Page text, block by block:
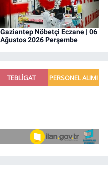
Gaziantep Nöbetçi Eczane | 06
Ağustos 2026 Perşembe